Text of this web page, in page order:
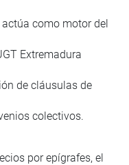
como motor del
Extremadura
de cláusulas de
colectivos.
por epígrafes, el